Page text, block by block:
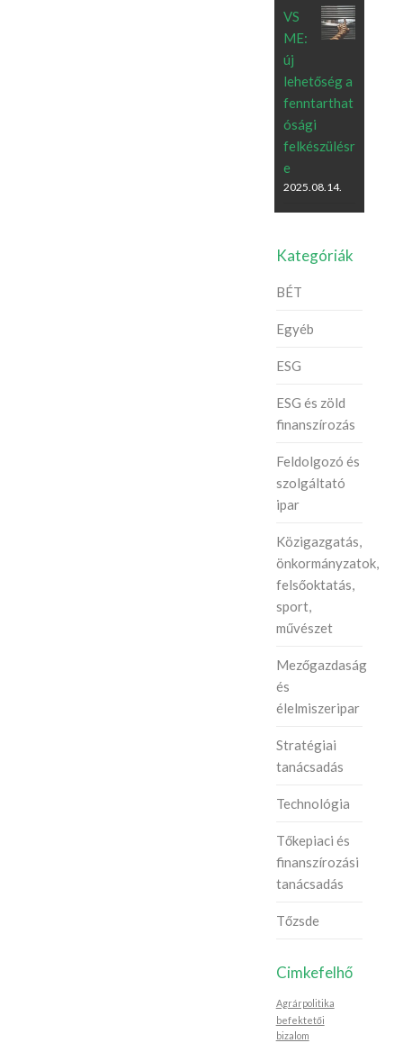
VS
ME:
új
lehetőség a
fenntarthat
ósági
felkészülésr
e
2025.08.14.
Kategóriák
BÉT
Egyéb
ESG
ESG és zöld
finanszírozás
Feldolgozó és
szolgáltató
ipar
Közigazgatás,
önkormányzatok,
felsőoktatás,
sport,
művészet
Mezőgazdaság
és
élelmiszeripar
Stratégiai
tanácsadás
Technológia
Tőkepiaci és
finanszírozási
tanácsadás
Tőzsde
Cimkefelhő
Agrárpolitika
befektetői
bizalom